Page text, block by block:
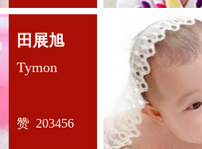
田展旭
Tymon
赞 203456